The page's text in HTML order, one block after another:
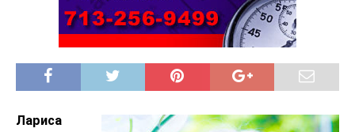
Лариса